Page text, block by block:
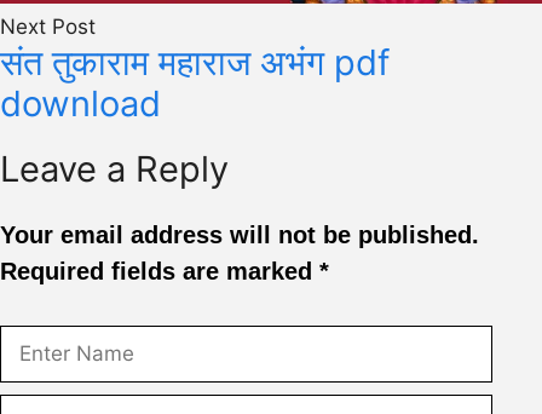
Next Post
संत तुकाराम महाराज अभंग pdf
download
Leave a Reply
Your email address will not be published.
Required fields are marked *